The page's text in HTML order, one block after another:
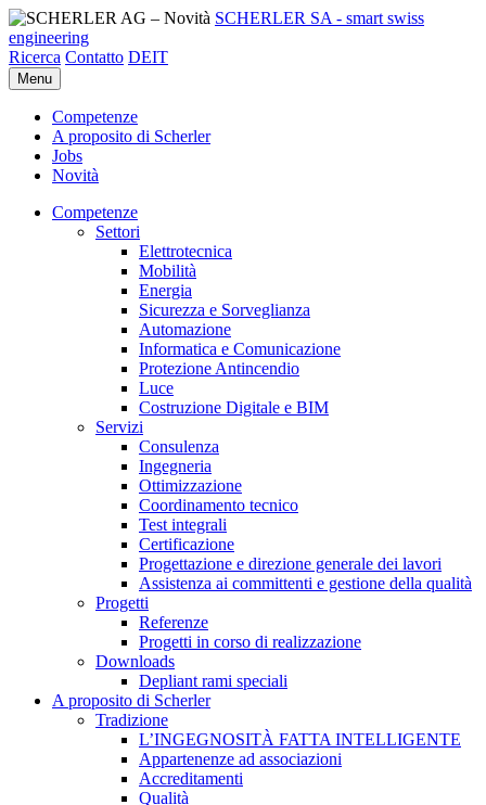
SCHERLER SA - smart swiss
engineering
Ricerca Contatto DEIT
Menu
Competenze
A proposito di Scherler
Jobs
Novità
Competenze
Settori
Elettrotecnica
Mobilità
Energia
Sicurezza e Sorveglianza
Automazione
Informatica e Comunicazione
Protezione Antincendio
Luce
Costruzione Digitale e BIM
Servizi
Consulenza
Ingegneria
Ottimizzazione
Coordinamento tecnico
Test integrali
Certificazione
Progettazione e direzione generale dei lavori
Assistenza ai committenti e gestione della qualità
Progetti
Referenze
Progetti in corso di realizzazione
Downloads
Depliant rami speciali
A proposito di Scherler
Tradizione
L’INGEGNOSITÀ FATTA INTELLIGENTE
Appartenenze ad associazioni
Accreditamenti
Qualità